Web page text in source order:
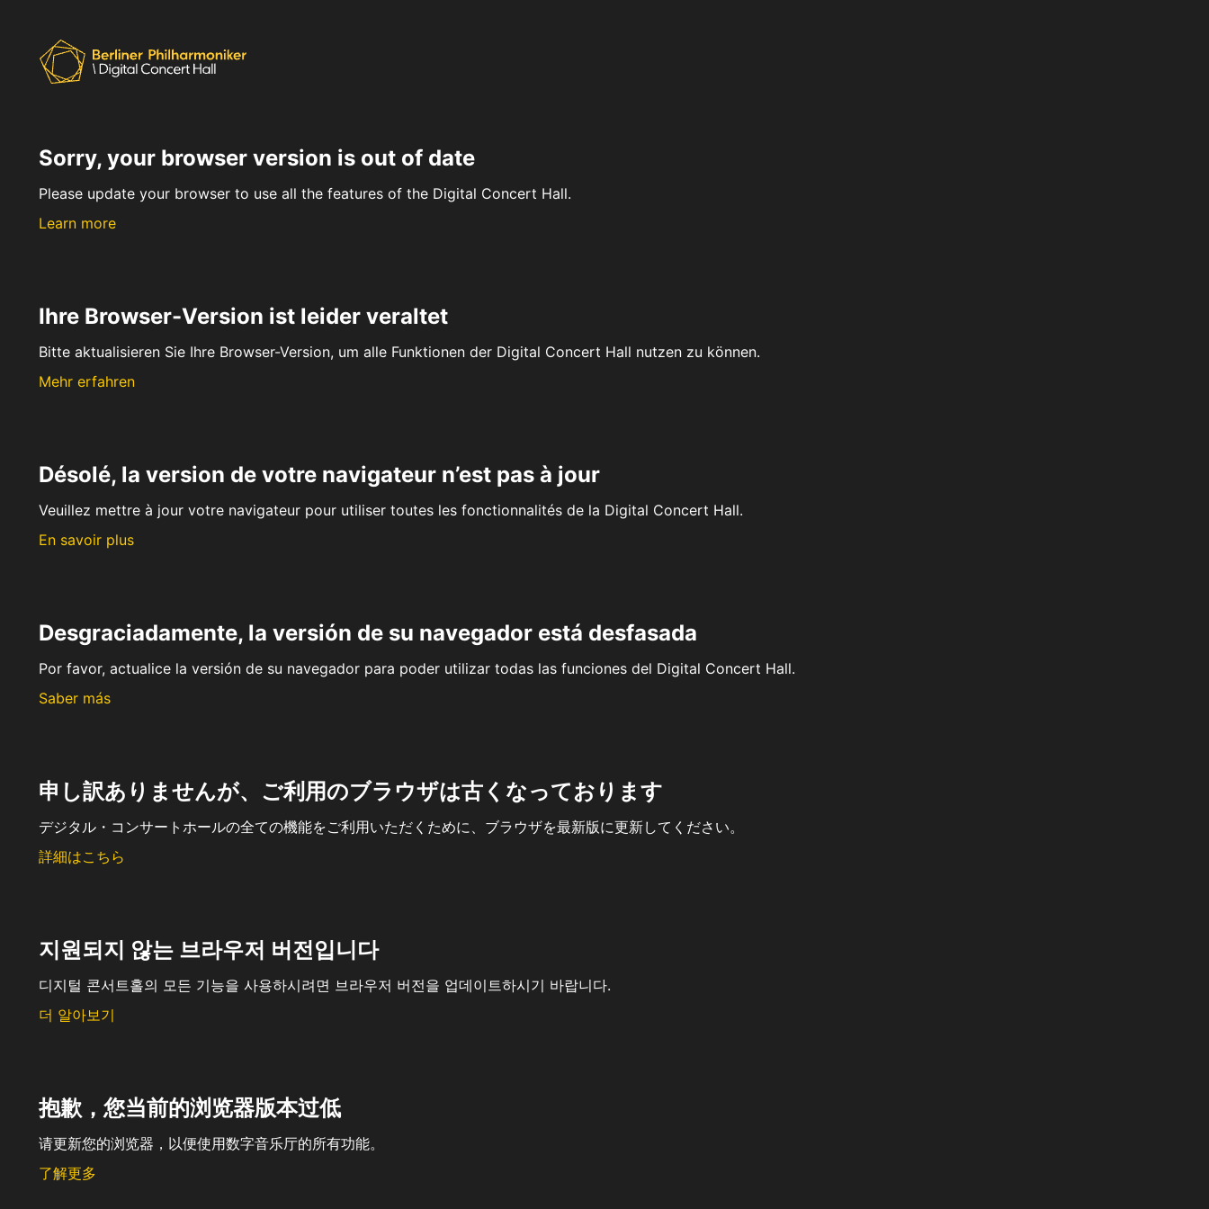
Sorry, your browser version is out of date
Please update your browser to use all the features of the Digital Concert Hall.
Learn more
Ihre Browser-Version ist leider veraltet
Bitte aktualisieren Sie Ihre Browser-Version, um alle Funktionen der Digital Concert Hall nutzen zu können.
Mehr erfahren
Désolé, la version de votre navigateur n’est pas à jour
Veuillez mettre à jour votre navigateur pour utiliser toutes les fonctionnalités de la Digital Concert Hall.
En savoir plus
Desgraciadamente, la versión de su navegador está desfasada
Por favor, actualice la versión de su navegador para poder utilizar todas las funciones del Digital Concert Hall.
Saber más
申し訳ありませんが、ご利用のブラウザは古くなっております
デジタル・コンサートホールの全ての機能をご利用いただくために、ブラウザを最新版に更新してください。
詳細はこちら
지원되지 않는 브라우저 버전입니다
디지털 콘서트홀의 모든 기능을 사용하시려면 브라우저 버전을 업데이트하시기 바랍니다.
더 알아보기
抱歉，您当前的浏览器版本过低
请更新您的浏览器，以便使用数字音乐厅的所有功能。
了解更多